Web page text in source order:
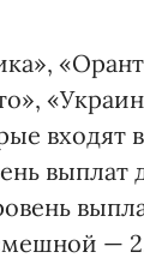
входят
выплат
—